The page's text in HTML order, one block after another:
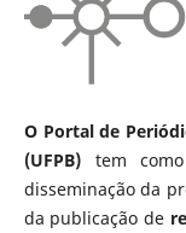
O Portal de
(UFPB)tem como
disseminação da
da publicação de